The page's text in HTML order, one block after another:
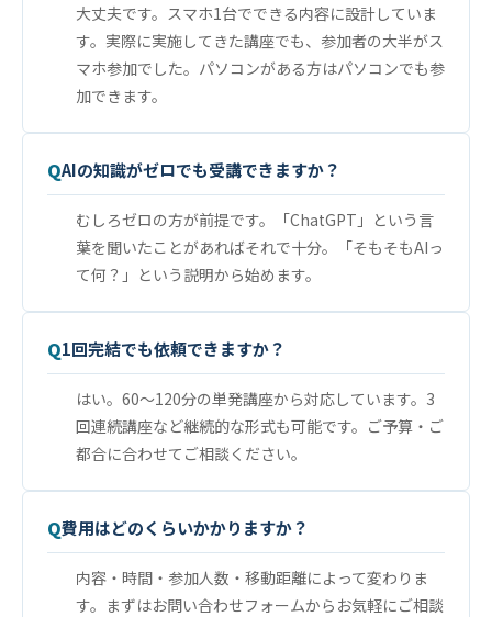
大丈夫です。スマホ1台でできる内容に設計していま
す。実際に実施してきた講座でも、参加者の大半がス
マホ参加でした。パソコンがある方はパソコンでも参
加できます。
AIの知識がゼロでも受講できますか？
むしろゼロの方が前提です。「ChatGPT」という言
葉を聞いたことがあればそれで十分。「そもそもAIっ
て何？」という説明から始めます。
1回完結でも依頼できますか？
はい。60〜120分の単発講座から対応しています。3
回連続講座など継続的な形式も可能です。ご予算・ご
都合に合わせてご相談ください。
費用はどのくらいかかりますか？
内容・時間・参加人数・移動距離によって変わりま
す。まずはお問い合わせフォームからお気軽にご相談